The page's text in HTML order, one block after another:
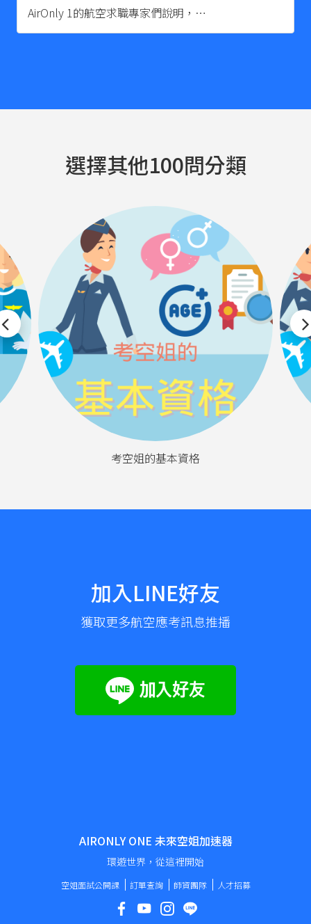
AirOnly 1的航空求職專家們說明，…
選擇其他100問分類
考空姐的基本資格
加入LINE好友
獲取更多航空應考訊息推播
AIRONLY ONE 未來空姐加速器
環遊世界，從這裡開始
空姐面試公開課 訂單查詢 師資團隊 人才招募